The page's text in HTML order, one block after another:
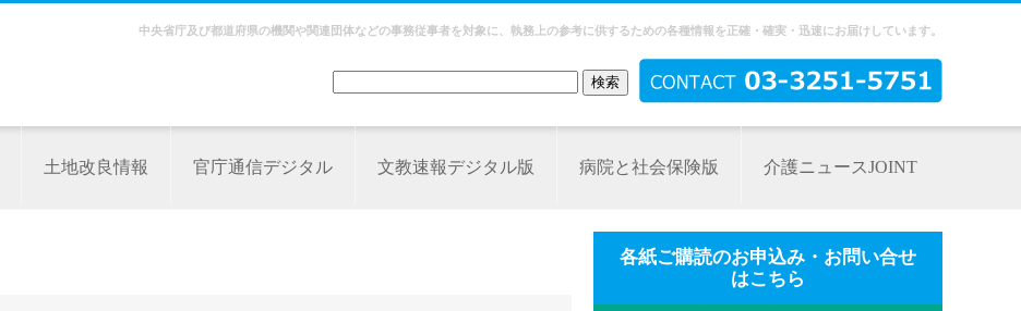
中央省庁及び都道府県の機関や関連団体などの事務従事者を対象に、執務上の参考に供するための各種情報を正確・確実・迅速にお届けしています。
土地改良情報 官庁通信デジタル 文教速報デジタル版 病院と社会保険版 介護ニュースJOINT
各紙ご購読のお申込み・お問い合せ
はこちら